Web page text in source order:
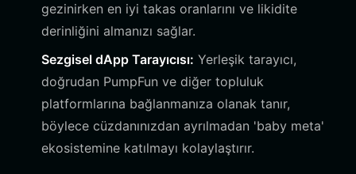
gezinirken en iyi takas oranlarını ve likidite
derinliğini almanızı sağlar.
Sezgisel dApp Tarayıcısı: Yerleşik tarayıcı,
doğrudan PumpFun ve diğer topluluk
platformlarına bağlanmanıza olanak tanır,
böylece cüzdanınızdan ayrılmadan 'baby meta'
ekosistemine katılmayı kolaylaştırır.